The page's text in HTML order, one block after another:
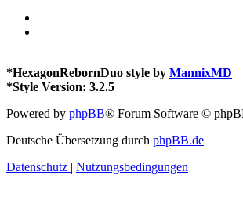
*HexagonRebornDuo style by MannixMD
*Style Version: 3.2.5
Powered by phpBB® Forum Software ©
Deutsche Übersetzung durch phpBB.de
Datenschutz | Nutzungsbedingungen